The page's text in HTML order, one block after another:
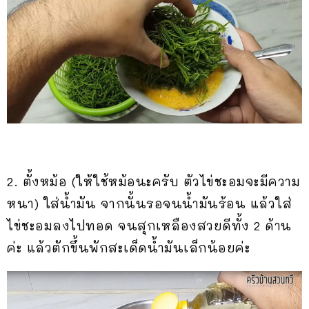
2. ตั้งหม้อ (ให้ใช้หม้อนะครับ ตัวไข่ชะอมจะมีความ
หนา) ใส่น้ำมัน จากนั้นรอจนน้ำมันร้อน แล้วใส่
ไข่ชะอมลงไปทอด จนสุกเหลืองสวยดีทั้ง 2 ด้าน
ค่ะ แล้วตักขึ้นพักสะเด็ดน้ำมันเล็กน้อยค่ะ